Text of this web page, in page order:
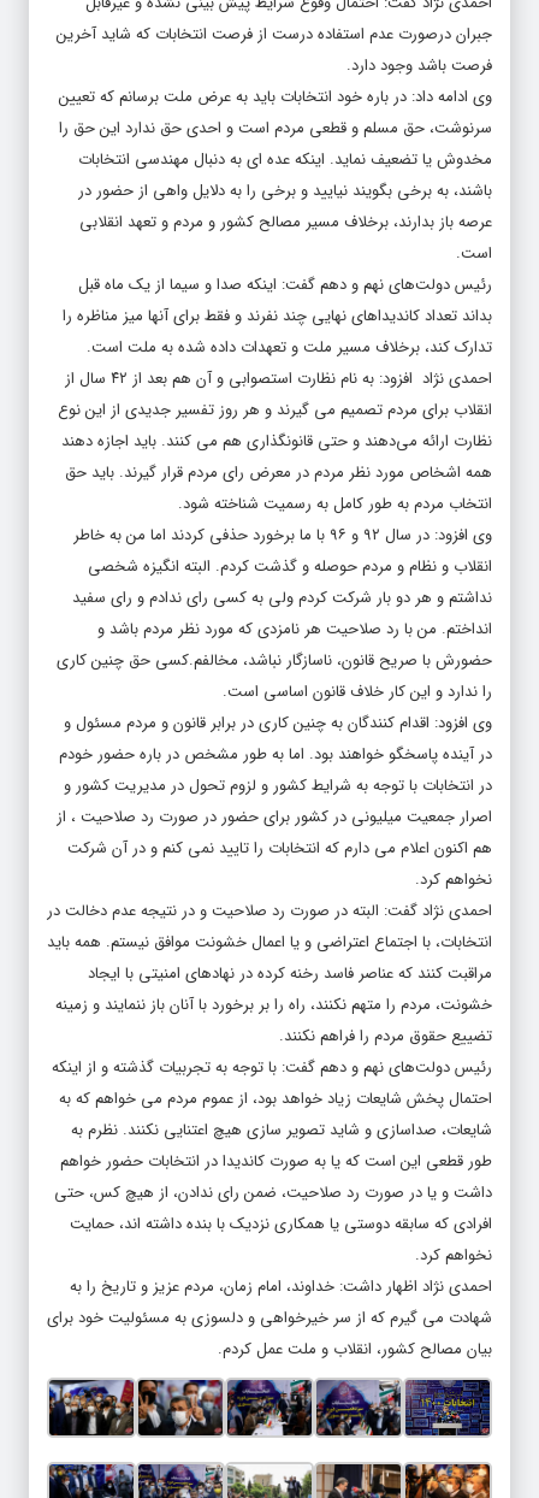
جبران درصورت عدم استفاده درست از فرصت انتخابات که شاید آخرین
فرصت باشد وجود دارد.
وی ادامه داد: در باره خود انتخابات باید به عرض ملت برسانم که تعیین
سرنوشت، حق مسلم و قطعی مردم است و احدی حق ندارد این حق را
مخدوش یا تضعیف نماید. اینکه عده ای به دنبال مهندسی انتخابات
باشند، به برخی بگویند نیایید و برخی را به دلایل واهی از حضور در
عرصه باز بدارند، برخلاف مسیر مصالح کشور و مردم و تعهد انقلابی
است.
رئیس دولت‌های نهم و دهم گفت: اینکه صدا و سیما از یک ماه قبل
بداند تعداد کاندیداهای نهایی چند نفرند و فقط برای آنها میز مناظره را
تدارک کند، برخلاف مسیر ملت و تعهدات داده شده به ملت است.
احمدی نژاد افزود: به نام نظارت استصوابی و آن هم بعد از ۴۲ سال از
انقلاب برای مردم تصمیم می گیرند و هر روز تفسیر جدیدی از این نوع
نظارت ارائه می‌دهند و حتی قانونگذاری هم می کنند. باید اجازه دهند
همه اشخاص مورد نظر مردم در معرض رای مردم قرار گیرند. باید حق
انتخاب مردم به طور کامل به رسمیت شناخته شود.
وی افزود: در سال ۹۲ و ۹۶ با ما برخورد حذفی کردند اما من به خاطر
انقلاب و نظام و مردم حوصله و گذشت کردم. البته انگیزه شخصی
نداشتم و هر دو بار شرکت کردم ولی به کسی رای ندادم و رای سفید
انداختم. من با رد صلاحیت هر نامزدی که مورد نظر مردم باشد و
حضورش با صریح قانون، ناسازگار نباشد، مخالفم.کسی حق چنین کاری
را ندارد و این کار خلاف قانون اساسی است.
وی افزود: اقدام کنندگان به چنین کاری در برابر قانون و مردم مسئول و
در آینده پاسخگو خواهند بود. اما به طور مشخص در باره حضور خودم
در انتخابات با توجه به شرایط کشور و لزوم تحول در مدیریت کشور و
اصرار جمعیت میلیونی در کشور برای حضور در صورت رد صلاحیت ، از
هم اکنون اعلام می دارم که انتخابات را تایید نمی کنم و در آن شرکت
نخواهم کرد.
احمدی نژاد گفت: البته در صورت رد صلاحیت و در نتیجه عدم دخالت در
انتخابات، با اجتماع اعتراضی و یا اعمال خشونت موافق نیستم. همه باید
مراقبت کنند که عناصر فاسد رخنه کرده در نهادهای امنیتی با ایجاد
خشونت، مردم را متهم نکنند، راه را بر برخورد با آنان باز ننمایند و زمینه
تضییع حقوق مردم را فراهم نکنند.
رئیس دولت‌های نهم و دهم گفت: با توجه به تجربیات گذشته و از اینکه
احتمال پخش شایعات زیاد خواهد بود، از عموم مردم می خواهم که به
شایعات، صداسازی و شاید تصویر سازی هیچ اعتنایی نکنند. نظرم به
طور قطعی این است که یا به صورت کاندیدا در انتخابات حضور خواهم
داشت و یا در صورت رد صلاحیت، ضمن رای ندادن، از هیچ کس، حتی
افرادی که سابقه دوستی یا همکاری نزدیک با بنده داشته اند، حمایت
نخواهم کرد.
احمدی نژاد اظهار داشت: خداوند، امام زمان، مردم عزیز و تاریخ را به
شهادت می گیرم که از سر خیرخواهی و دلسوزی به مسئولیت خود برای
بیان مصالح کشور، انقلاب و ملت عمل کردم.